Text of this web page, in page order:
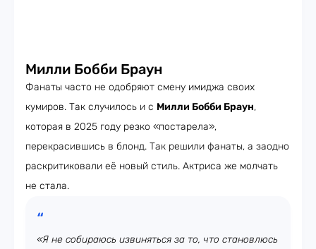
Милли Бобби Браун
Фанаты часто не одобряют смену имиджа своих
кумиров. Так случилось и с Милли Бобби Браун,
которая в 2025 году резко «постарела»,
перекрасившись в блонд. Так решили фанаты, а заодно
раскритиковали её новый стиль. Актриса же молчать
не стала.
«Я не собираюсь извиняться за то, что становлюсь